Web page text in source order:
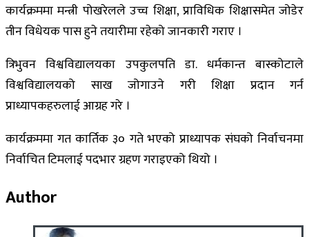
कार्यक्रममा मन्त्री पोखरेलले उच्च शिक्षा, प्राविधिक शिक्षासमेत जोडेर
तीन विधेयक पास हुने तयारीमा रहेको जानकारी गराए ।
त्रिभुवन विश्वविद्यालयका उपकुलपति डा. धर्मकान्त बास्कोटाले
विश्वविद्यालयको साख जोगाउने गरी शिक्षा प्रदान गर्न
प्राध्यापकहरुलाई आग्रह गरे ।
कार्यक्रममा गत कार्तिक ३० गते भएको प्राध्यापक संघको निर्वाचनमा
निर्वाचित टिमलाई पदभार ग्रहण गराइएको थियो ।
Author